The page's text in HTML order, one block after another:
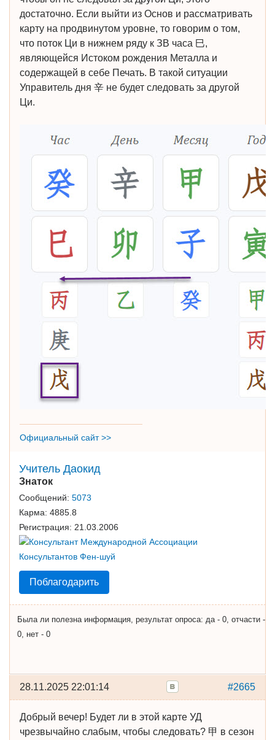
достаточно. Если выйти из Основ и рассматривать
карту на продвинутом уровне, то говорим о том,
что поток Ци в нижнем ряду к ЗВ часа 巳,
являющейся Истоком рождения Металла и
содержащей в себе Печать. В такой ситуации
Управитель дня 辛 не будет следовать за другой
Ци.
Официальный сайт >>
Учитель Даокид
Знаток
Сообщений: 5073
Карма: 4885.8
Регистрация: 21.03.2006
Поблагодарить
Была ли полезна информация, результат опроса: да - 0, отчасти -
0, нет - 0
#2665
28.11.2025 22:01:14
Добрый вечер! Будет ли в этой карте УД
чрезвычайно слабым, чтобы следовать? 甲 в сезон